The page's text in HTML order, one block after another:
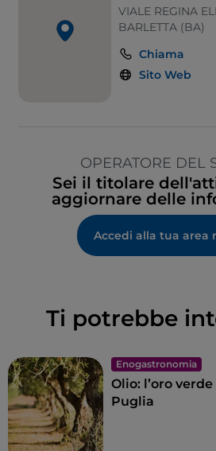
VIALE REGINA
BARLETTA (BA)
Chiama
Sito Web
OPERATORE DEL
Sei il titolare
aggiornare delle
Accedi alla tua area
Ti potrebbe
Enogastronomia
Olio: l’oro
Puglia